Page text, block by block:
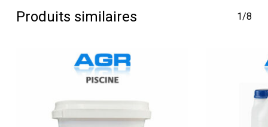
Produits similaires 1/8